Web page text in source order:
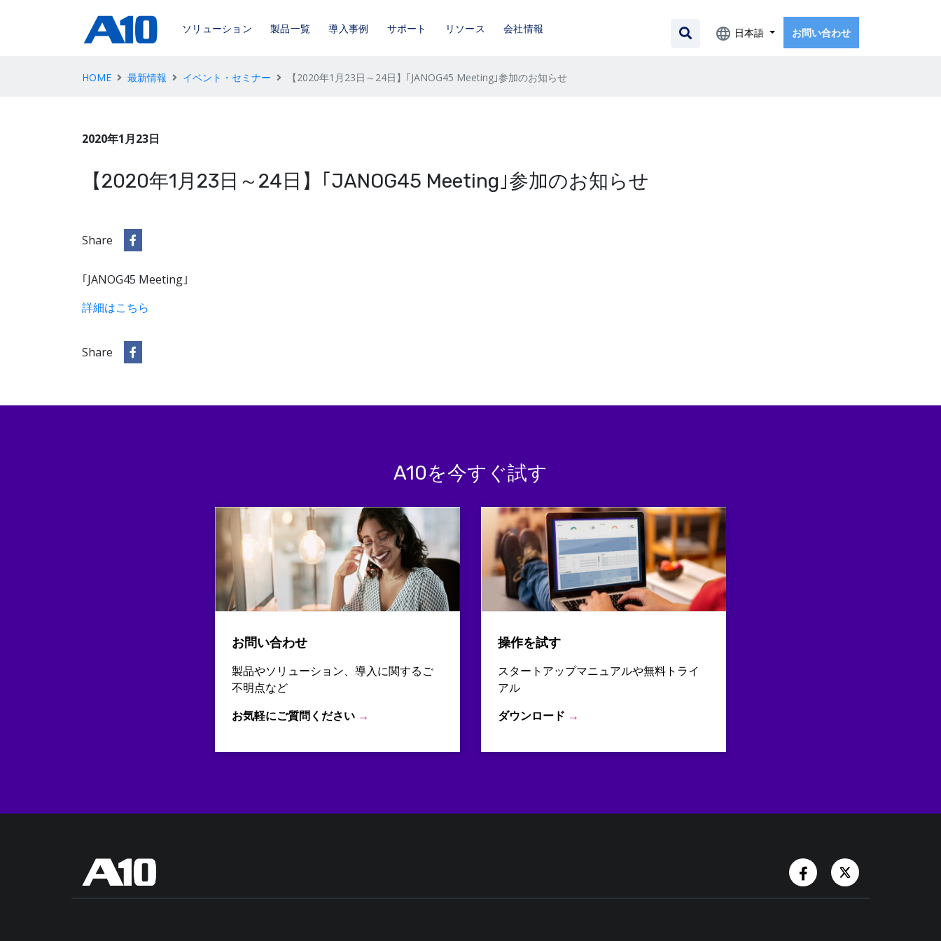
ソリューション 製品一覧 導入事例 サポート リソース 会社情報 日本語 お問い合わせ
HOME 最新情報 イベント・セミナー 【2020年1月23日～24日】｢JANOG45 Meeting｣参加のお知らせ
2020年1月23日
【2020年1月23日～24日】｢JANOG45 Meeting｣参加のお知らせ
Share
｢JANOG45 Meeting｣
詳細はこちら
Share
A10を今すぐ試す
お問い合わせ
製品やソリューション、導入に関するご
不明点など
お気軽にご質問ください →
操作を試す
スタートアップマニュアルや無料トライ
アル
ダウンロード →
Facebook Account
Twitter Account